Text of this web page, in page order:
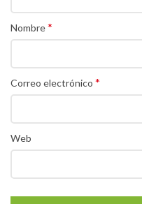
Nombre*
Correo electrónico *
Web